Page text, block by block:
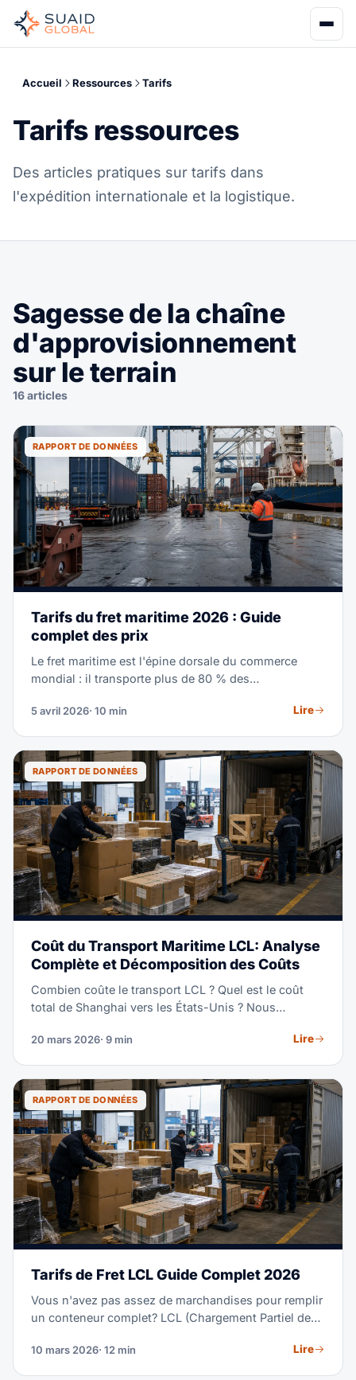
Accueil Ressources Tarifs
Tarifs ressources
Des articles pratiques sur tarifs dans
l'expédition internationale et la logistique.
Sagesse de la chaîne
d'approvisionnement
sur le terrain
16 articles
RAPPORT DE DONNÉES
Tarifs du fret maritime 2026 : Guide
complet des prix
Le fret maritime est l'épine dorsale du commerce
mondial : il transporte plus de 80 % des
expédiiez une seule palette LCL ou des conteneurs
en 2026 vous aide à budgétiser avec précision, à
mieux négocier et à choisir la bonne stratégie
d'expédition pour votre entreprise.
5 avril 2026· 10 min Lire
RAPPORT DE DONNÉES
Coût du Transport Maritime LCL: Analyse
Complète et Décomposition des Coûts
Combien coûte le transport LCL ? Quel est le coût
total de Shanghai vers les États-Unis ? Nous
la livraison finale et montrons des exemples de coûts
20 mars 2026· 9 min Lire
RAPPORT DE DONNÉES
Tarifs de Fret LCL Guide Complet 2026
Vous n'avez pas assez de marchandises pour remplir
un conteneur complet? LCL (Chargement Partiel de
conteneur avec d'autres expéditeurs et de payer
10 mars 2026· 12 min Lire